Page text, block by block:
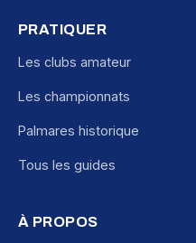
PRATIQUER
Les clubs amateur
Les championnats
Palmares historique
Tous les guides
À PROPOS